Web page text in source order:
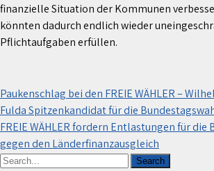
finanzielle Situation der Kommunen
könnten dadurch endlich wieder
Pflichtaufgaben erfüllen.
Beitragsnavigation
Paukenschlag bei den FREIE WÄHLER –
Fulda Spitzenkandidat für die
FREIE WÄHLER fordern Entlastungen für die
gegen den Länderfinanzausgleich